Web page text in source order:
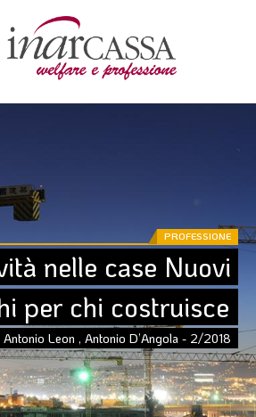
PROFESSIONE
nelle case Nuovi
per chi costruisce
Leon , Antonio D’Angola - 2/2018